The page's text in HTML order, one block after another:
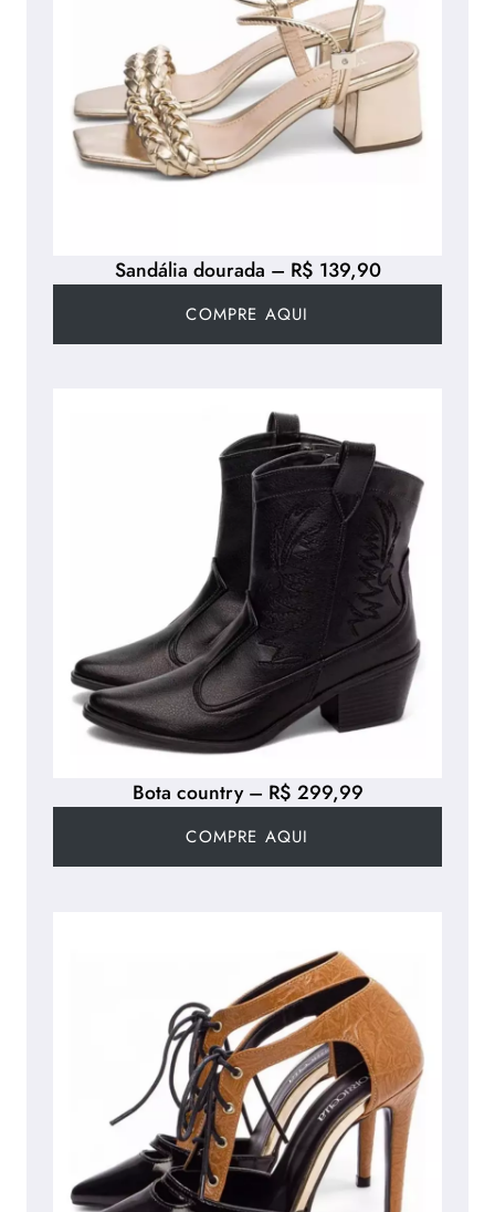
Sandália dourada – R$ 139,90
COMPRE AQUI
Bota country – R$ 299,99
COMPRE AQUI